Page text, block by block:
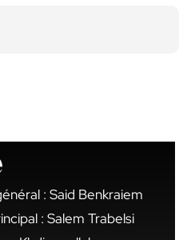
: Said Benkraiem
: Salem Trabelsi